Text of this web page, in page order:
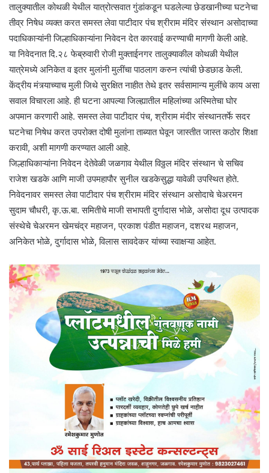
तालुक्यातील कोथळी येथील यात्रोत्सवात गुंडांकडून घडलेल्या छेडखानीच्या घटनेचा
तीव्र निषेध व्यक्त करत समस्त लेवा पाटीदार पंच श्रीराम मंदिर संस्थान असोदाच्या
पदाधिकाऱ्यांनी जिल्हाधिकाऱ्यांना निवेदन देत कारवाई करण्याची मागणी केली आहे.
या निवेदनात दि.२८ फेब्रुवारी रोजी मुक्ताईनगर तालुक्याकील कोथळी येथील
यात्रेमध्ये अनिकेत व इतर मुलांनी मुलींचा पाठलाग करुन त्यांची छेडछाड केली.
केंद्रीय मंत्र्याच्याच मुली जिथे सुरक्षित नाहीत तेथे इतर सर्वसामान्य मुलींचे काय असा
सवाल विचारला आहे. ही घटना आपल्या जिल्ह्यातील महिलांच्या अस्मितेचा घोर
अपमान करणारी आहे. समस्त लेवा पाटीदार पंच, श्रीराम मंदीर संस्थानतर्फे सदर
घटनेचा निषेध करत उपरोक्त दोषी मुलांना ताब्यात घेवून जास्तीत जास्त कठोर शिक्षा
करावी, अशी मागणी करण्यात आली आहे.
जिल्हाधिकाऱ्यांना निवेदन देतेवेळी जळगाव येथील विठ्ठल मंदिर संस्थान चे सचिव
राजेश खडके आणि माजी उपमहापौर सुनील खडकेसुद्धा यावेळी उपस्थित होते.
निवेदनावर समस्त लेवा पाटीदार पंच श्रीराम मंदिर संस्थान असोदाचे चेअरमन
सुदाम चौधरी, कृ.ऊ.बा. समितीचे माजी सभापती दुर्गादास भोळे, असोदा दूध उत्पादक
संस्थेचे चेअरमन खेमचंद्र महाजन, प्रकाश पंडीत महाजन, दशरथ महाजन,
अनिकेत भोळे, दुर्गादास भोळे, विलास सावदेकर यांच्या स्वाक्षऱ्या आहेत.